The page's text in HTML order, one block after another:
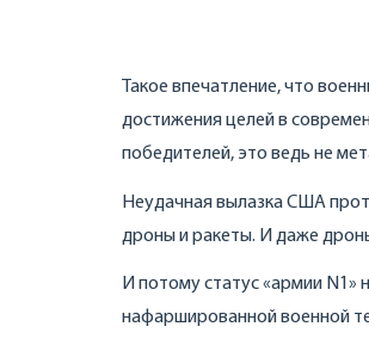
Такое впечатление, что
достижения целей в
победителей, это ведь не
Неудачная вылазка США
дроны и ракеты. И даже
И потому статус «армии
нафаршированной военной